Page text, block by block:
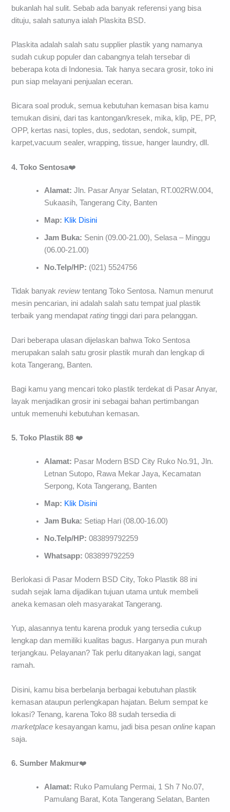
bukanlah hal sulit. Sebab ada banyak referensi yang bisa
dituju, salah satunya ialah Plaskita BSD.
Plaskita adalah salah satu supplier plastik yang namanya
sudah cukup populer dan cabangnya telah tersebar di
beberapa kota di Indonesia. Tak hanya secara grosir, toko ini
pun siap melayani penjualan eceran.
Bicara soal produk, semua kebutuhan kemasan bisa kamu
temukan disini, dari tas kantongan/kresek, mika, klip, PE, PP,
OPP, kertas nasi, toples, dus, sedotan, sendok, sumpit,
karpet,vacuum sealer, wrapping, tissue, hanger laundry, dll.
4. Toko Sentosa❤️
Alamat: Jln. Pasar Anyar Selatan, RT.002RW.004,
Sukaasih, Tangerang City, Banten
Map: Klik Disini
Jam Buka: Senin (09.00-21.00), Selasa – Minggu
(06.00-21.00)
No.Telp/HP: (021) 5524756
Tidak banyakreviewtentang Toko Sentosa. Namun menurut
mesin pencarian, ini adalah salah satu tempat jual plastik
terbaik yang mendapatrating tinggi dari para pelanggan.
Dari beberapa ulasan dijelaskan bahwa Toko Sentosa
merupakan salah satu grosir plastik murah dan lengkap di
kota Tangerang, Banten.
Bagi kamu yang mencari toko plastik terdekat di Pasar Anyar,
layak menjadikan grosir ini sebagai bahan pertimbangan
untuk memenuhi kebutuhan kemasan.
5. Toko Plastik 88 ❤️
Alamat: Pasar Modern BSD City Ruko No.91, Jln.
Letnan Sutopo, Rawa Mekar Jaya, Kecamatan
Serpong, Kota Tangerang, Banten
Map: Klik Disini
Jam Buka: Setiap Hari (08.00-16.00)
No.Telp/HP: 083899792259
Whatsapp:083899792259
Berlokasi di Pasar Modern BSD City, Toko Plastik 88 ini
sudah sejak lama dijadikan tujuan utama untuk membeli
aneka kemasan oleh masyarakat Tangerang.
Yup, alasannya tentu karena produk yang tersedia cukup
lengkap dan memiliki kualitas bagus. Harganya pun murah
terjangkau. Pelayanan? Tak perlu ditanyakan lagi, sangat
ramah.
Disini, kamu bisa berbelanja berbagai kebutuhan plastik
kemasan ataupun perlengkapan hajatan. Belum sempat ke
lokasi? Tenang, karena Toko 88 sudah tersedia di
marketplace kesayangan kamu, jadi bisa pesanonline kapan
saja.
6. Sumber Makmur❤️
Alamat: Ruko Pamulang Permai, 1 Sh 7 No.07,
Pamulang Barat, Kota Tangerang Selatan, Banten